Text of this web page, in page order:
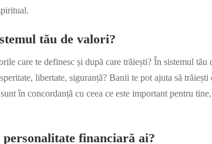
tău de valori?
care te definesc și după care trăiești? În sistemul
libertate, siguranță? Banii te pot ajuta să
în concordanță cu ceea ce este important pentru
personalitate financiară ai?